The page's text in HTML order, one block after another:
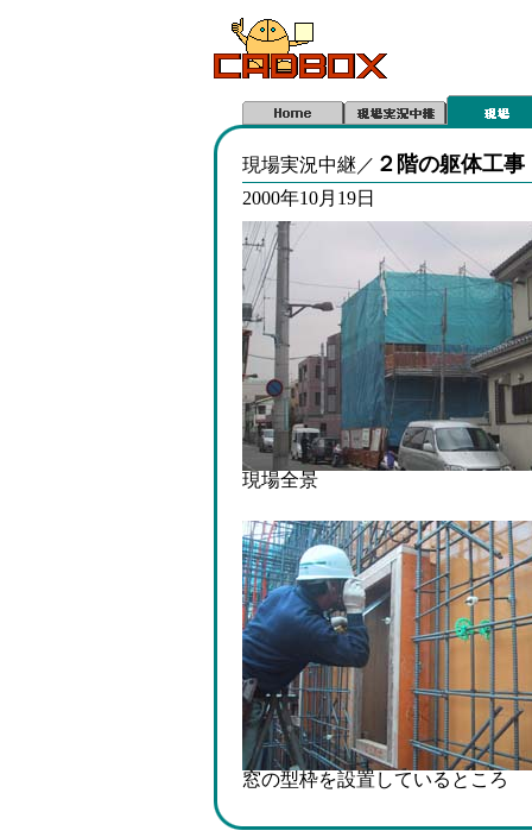
現場実況中継／ ２階の躯体工
2000年10月19日
現場全景
窓の型枠を設置しているところ